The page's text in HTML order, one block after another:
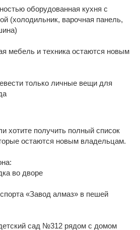
9-этажный панельный
решение для жизни:
оборудованная кухня с
(холодильник, варочная панель,
мебель и техника остаются новым
только личные вещи для
хотите получить полный список
остаются новым владельцам.
во дворе
«Завод алмаз» в пешей
сад №312 рядом с домом